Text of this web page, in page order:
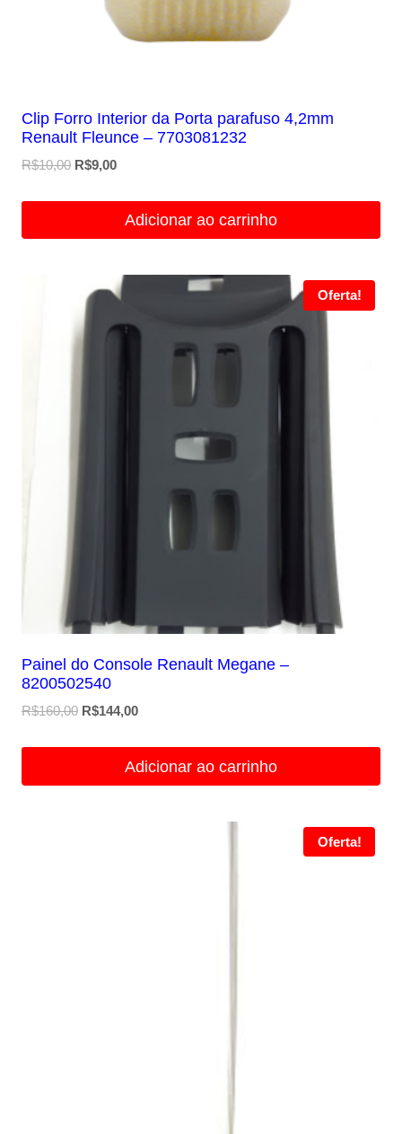
Clip Forro Interior da Porta parafuso 4,2mm
Renault Fleunce – 7703081232
R$10,00 O
R$9,00O
é:Adicionar ao carrinho
Oferta!
Painel do Console Renault Megane –
8200502540
R$160,00 O
R$144,00O
é:
Adicionar ao carrinho
Oferta!